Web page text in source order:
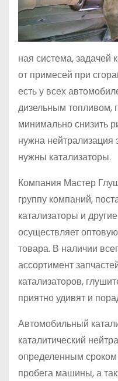
ная система, задачей
от примесей при
есть у всех
дизельным топливом,
минимально снизить
нужна нейтрализация
нужны катализаторы.
Компания Мастер
группу компаний,
катализаторы и
осуществляет
товара. В наличии
ассортимент
катализаторов,
приятно удивят и
Автомобильный
каталитический
определенным сроком
пробега машины, а